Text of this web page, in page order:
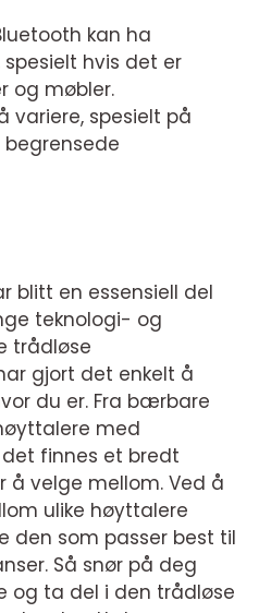
kan ha
hvis det er
og møbler.
variere, spesielt på
blitt en essensiell del
teknologi- og
trådløse
gjort det enkelt å
du er. Fra bærbare
med
finnes et bredt
å velge mellom. Ved å
ulike høyttalere
den som passer best til
Så snør på deg
og ta del i den trådløse